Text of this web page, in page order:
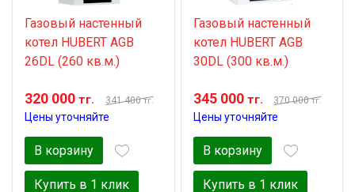
Газовый настенный
котел HUBERT AGB
26DL (260 кв.м.)
320 000 тг. 341 400тг.
Цены уточняйте
В корзину
Купить в 1 клик
Газовый настенный
котел HUBERT AGB
30DL (300 кв.м.)
345 000тг. 370 000тг.
Цены уточняйте
В корзину
Купить в 1 клик